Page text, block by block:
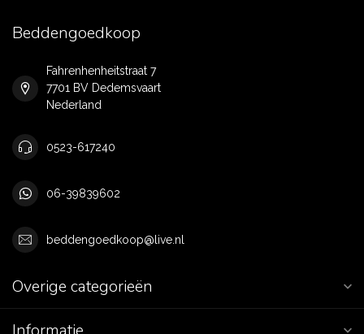
Beddengoedkoop
Fahrenhenheitstraat 7
7701 BV Dedemsvaart
Nederland
0523-617240
06-39839602
beddengoedkoop@live.nl
Overige categorieën